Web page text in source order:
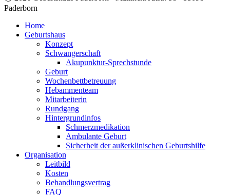
Paderborn
Home
Geburtshaus
Konzept
Schwangerschaft
Akupunktur-Sprechstunde
Geburt
Wochenbettbetreuung
Hebammenteam
Mitarbeiterin
Rundgang
Hintergrundinfos
Schmerzmedikation
Ambulante Geburt
Sicherheit der außerklinischen Geburtshilfe
Organisation
Leitbild
Kosten
Behandlungsvertrag
FAQ